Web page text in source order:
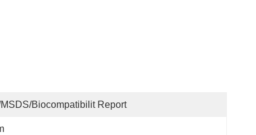
Biocompatibilit Report